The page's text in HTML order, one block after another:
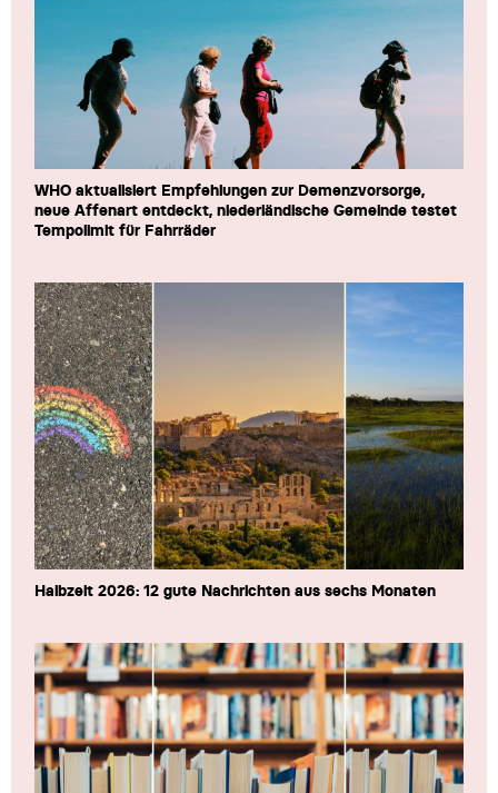
WHO aktualisiert Empfehlungen zur Demenzvorsorge,
neue Affenart entdeckt, niederländische Gemeinde testet
Tempolimit für Fahrräder
Halbzeit 2026: 12 gute Nachrichten aus sechs Monaten